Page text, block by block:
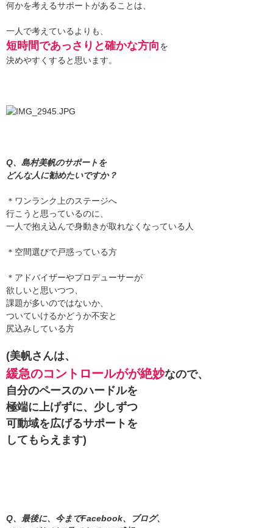
何かを考えるサポートがあることは、
一人で考えているよりも、
短時間であっさりと確かな方向を
決めやすくすると思います。
Q、島村美帆のサポートを
どんな人に勧めたいですか？
＊ワンランク上のステージへ
行こうと思っているのに、
一人で抱え込んで身動きが取れなくなっている人
＊空間選びで戸惑っている方
＊アドバイザーやプロデューサーが
欲しいと思いつつ、
課題が多いのではないか、
ついていけるかどうか不安と
尻込みしている方
(美帆さんは、
緩急のコントロールがが絶妙なので、
自分のペースのハードルを
極端に上げずに、 少しずつ
可動域を広げるサポートを
してもらえます)
Q、最後に、今までFacebook、ブログ、